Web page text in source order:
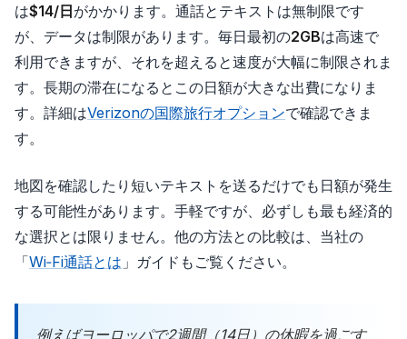
は$14/日がかかります。通話とテキストは無制限です
が、データは制限があります。毎日最初の2GBは高速で
利用できますが、それを超えると速度が大幅に制限されま
す。長期の滞在になるとこの日額が大きな出費になりま
す。詳細はVerizonの国際旅行オプションで確認できま
す。
地図を確認したり短いテキストを送るだけでも日額が発生
する可能性があります。手軽ですが、必ずしも最も経済的
な選択とは限りません。他の方法との比較は、当社の
「Wi‑Fi通話とは 」ガイドもご覧ください。
例えばヨーロッパで2週間（14日）の休暇を過ごす